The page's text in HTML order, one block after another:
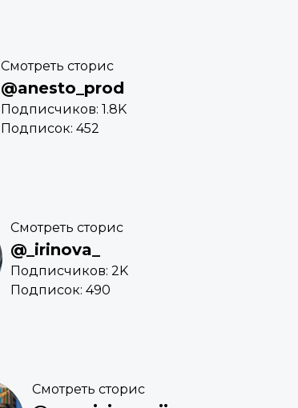
Смотреть сторис
@anesto_prod
Подписчиков: 1.8K
Подписок: 452
Смотреть сторис
@_irinova_
Подписчиков: 2K
Подписок: 490
Смотреть сторис